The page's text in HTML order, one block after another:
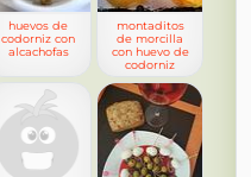
huevos de
codorniz con
alcachofas
montaditos
de morcilla
con huevo de
codorniz